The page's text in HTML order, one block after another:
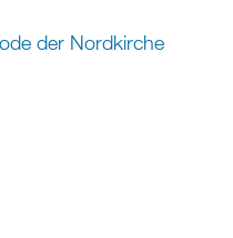
der Nordkirche